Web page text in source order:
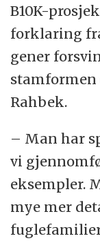
B10K-
forklaring
gener
stamformen
Rahbek.
– Man har
vi
eksempler.
mye mer